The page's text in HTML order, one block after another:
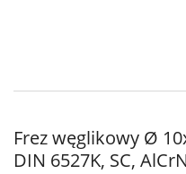
Frez węglikowy Ø
DIN 6527K, SC,